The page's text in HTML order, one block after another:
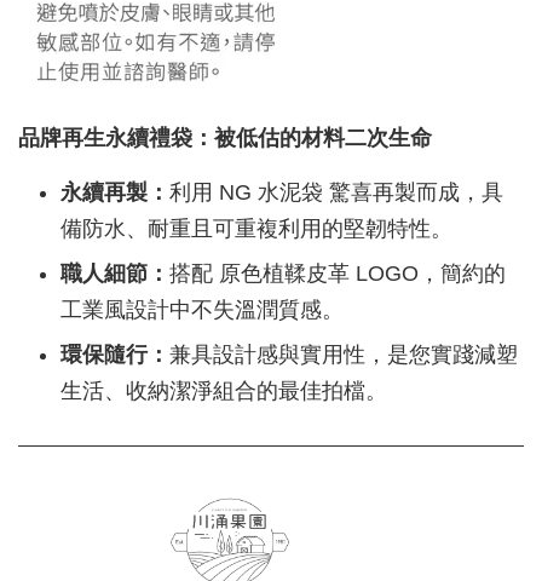
品牌再生永續禮袋：被低估的材料二次生命
永續再製： 利用 NG 水泥袋 驚喜再製而成，具
備防水、耐重且可重複利用的堅韌特性。
職人細節： 搭配 原色植鞣皮革 LOGO，簡約的
工業風設計中不失溫潤質感。
環保隨行： 兼具設計感與實用性，是您實踐減塑
生活、收納潔淨組合的最佳拍檔。